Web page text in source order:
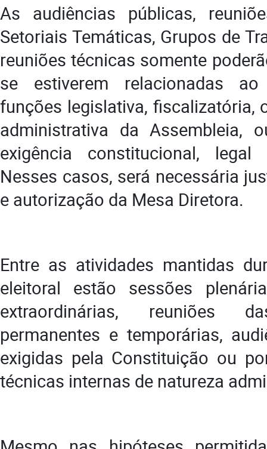
As audiências públicas,
Setoriais Temáticas, Grupos de
reuniões técnicas somente
se estiverem relacionadas
funções legislativa, fiscalizatória,
administrativa da Assembleia,
exigência constitucional, legal
Nesses casos, será necessária
e autorização da Mesa Diretora.
Entre as atividades mantidas
eleitoral estão sessões
extraordinárias, reuniões
permanentes e temporárias,
exigidas pela Constituição ou
técnicas internas de natureza